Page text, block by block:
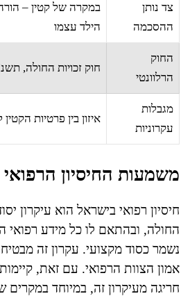
צד נותן
ההסכמה
במקרה של קטין –
הילד עצמו
החוק
הרלוונטי
חוק זכויות החולה, תשנ"ו-
מגבלות
עקרוניות
איזון בין פרטיות
משמעות החיסיון הרפואי
חיסיון רפואי בישראל הוא עיקרון
החולה, ובהתאם לו כל מידע רפואי
נשמר כסוד מקצועי. עקרון זה
אמון הצוות הרפואי. עם זאת,
חריגה מעיקרון זה, במיוחד במקרים